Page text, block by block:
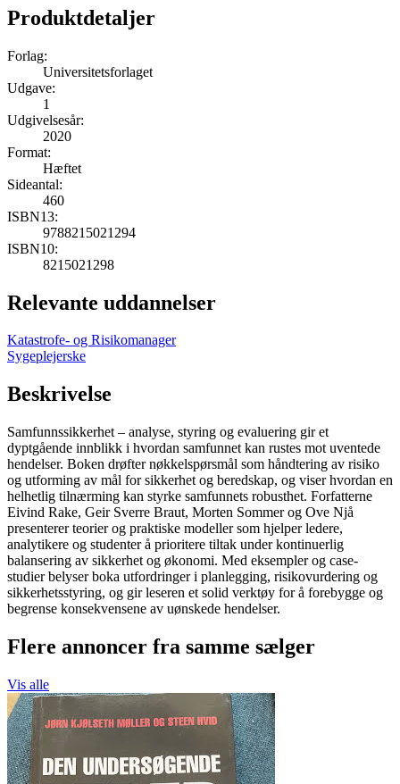
Produktdetaljer
Forlag:
Universitetsforlaget
Udgave:
1
Udgivelsesår:
2020
Format:
Hæftet
Sideantal:
460
ISBN13:
9788215021294
ISBN10:
8215021298
Relevante uddannelser
Katastrofe- og Risikomanager
Sygeplejerske
Beskrivelse
Samfunnssikkerhet – analyse, styring og evaluering gir et
dyptgående innblikk i hvordan samfunnet kan rustes mot uventede
hendelser. Boken drøfter nøkkelspørsmål som håndtering av risiko
og utforming av mål for sikkerhet og beredskap, og viser hvordan en
helhetlig tilnærming kan styrke samfunnets robusthet. Forfatterne
Eivind Rake, Geir Sverre Braut, Morten Sommer og Ove Njå
presenterer teorier og praktiske modeller som hjelper ledere,
analytikere og studenter å prioritere tiltak under kontinuerlig
balansering av sikkerhet og økonomi. Med eksempler og case-
studier belyser boka utfordringer i planlegging, risikovurdering og
sikkerhetsstyring, og gir leseren et solid verktøy for å forebygge og
begrense konsekvensene av uønskede hendelser.
Flere annoncer fra samme sælger
Vis alle